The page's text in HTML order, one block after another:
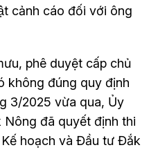
cảnh cáo đối với ông
phê duyệt cấp chủ
không đúng quy định
3/2025 vừa qua, Ủy
Nông đã quyết định thi
hoạch và Đầu tư Đắk